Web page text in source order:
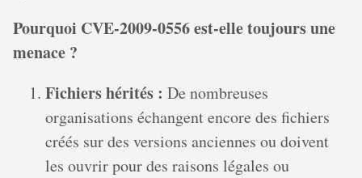
Pourquoi CVE-2009-0556 est-elle toujours une
menace ?
Fichiers hérités : De nombreuses
organisations échangent encore des fichiers
créés sur des versions anciennes ou doivent
les ouvrir pour des raisons légales ou